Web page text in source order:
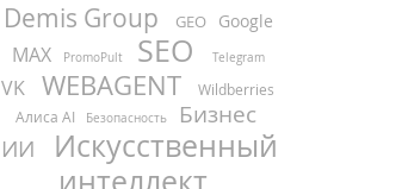
Demis Group GEO Google
MAX PromoPult SEO Telegram
VK WEBAGENT
Wildberries
Алиса AI
Безопасность
Бизнес
ИИ
Искусственный